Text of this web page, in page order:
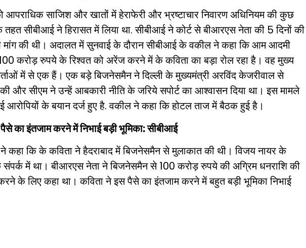
आपराधिक साजिश और खातों में हेराफेरी और भ्रष्टाचार निवारण अधिनियम की कुछ
सीबीआई ने हिरासत में लिया था. सीबीआई ने कोर्ट से बीआरएस नेता की 5 दिनों की
मांग की थी। अदालत में सुनवाई के दौरान सीबीआई के वकील ने कहा कि आम आदमी
100 करोड़ रुपये के रिश्वत को अरेंज करने में के कविता का बड़ा रोल रहा है। वह मुख्य
में से एक हैं। एक बड़े बिजनेसमैन ने दिल्ली के मुख्यमंत्री अरविंद केजरीवाल से
और सीएम ने उन्हें आबकारी नीति के जरिये सपोर्ट का आश्वासन दिया था। इस मामले
के बयान दर्ज हुए है. वकील ने कहा कि होटल ताज में बैठक हुई है।
का इंतजाम करने में निभाई बड़ी भूमिका: सीबीआई
कहा कि के कविता ने हैदराबाद में बिजनेसमैन से मुलाकात की थी। विजय नायर के
संपर्क में था। बीआरएस नेता ने बिजनेसमैन से 100 करोड़ रुपये की अग्रिम धनराशि की
के लिए कहा था। कविता ने इस पैसे का इंतजाम करने में बहुत बड़ी भूमिका निभाई